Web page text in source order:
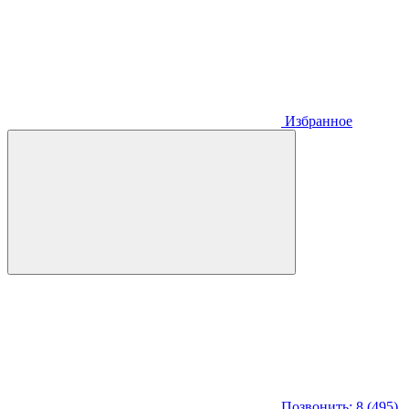
Избранное